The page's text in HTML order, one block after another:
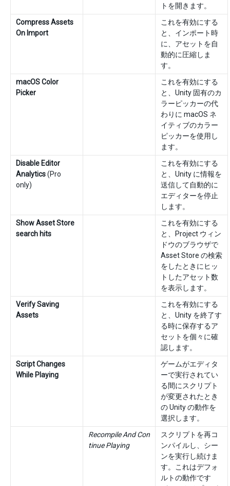
トを開きます。
Compress Assets
On Import
これを有効にする
と、インポート時
に、アセットを自
動的に圧縮しま
す。
macOS Color
Picker
これを有効にする
と、Unity 固有のカ
ラーピッカーの代
わりに macOS ネ
イティブのカラー
ピッカーを使用し
ます。
Disable Editor
Analytics(Pro
only)
これを有効にする
と、Unity に情報を
送信して自動的に
エディターを停止
します。
Show Asset Store
search hits
これを有効にする
と、Project ウィン
ドウのブラウザで
Asset Store の検索
をしたときにヒッ
トしたアセット数
を表示します。
Verify Saving
Assets
これを有効にする
と、Unity を終了す
る時に保存するア
セットを個々に確
認します。
Script Changes
While Playing
ゲームがエディタ
ーで実行されてい
る間にスクリプト
が変更されたとき
の Unity の動作を
選択します。
Recompile And Con
tinue Playing
スクリプトを再コ
ンパイルし、シー
ンを実行し続けま
す。これはデフォ
ルトの動作です